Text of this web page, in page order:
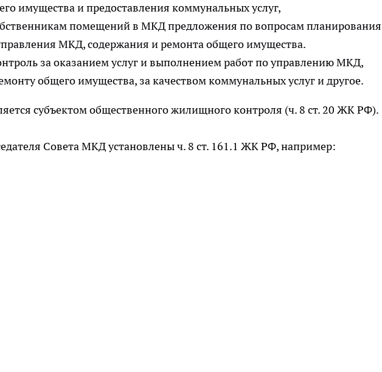
имущества и предоставления коммунальных услуг,
помещений в МКД предложения по вопросам планирования
МКД, содержания и ремонта общего имущества.
за оказанием услуг и выполнением работ по управлению МКД,
общего имущества, за качеством коммунальных услуг и другое.
субъектом общественного жилищного контроля (ч. 8 ст. 20 ЖК РФ).
Совета МКД установлены ч. 8 ст. 161.1 ЖК РФ, например: